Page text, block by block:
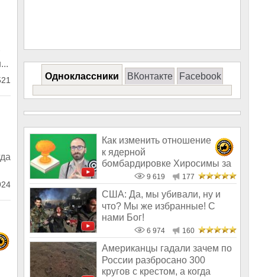
Одноклассники ВКонтакте Facebook
Как изменить отношение
к ядерной
бомбардировке Хиросимы за
8 минут?
9 619 177
США: Да, мы убивали, ну и
что? Мы же избранные! С
нами Бог!
6 974 160
Американцы гадали зачем по
России разбросано 300
кругов с крестом, а когда